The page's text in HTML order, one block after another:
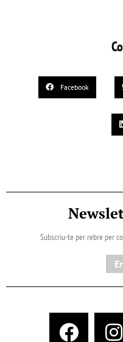
Facebook
Subscriu-te per rebre per